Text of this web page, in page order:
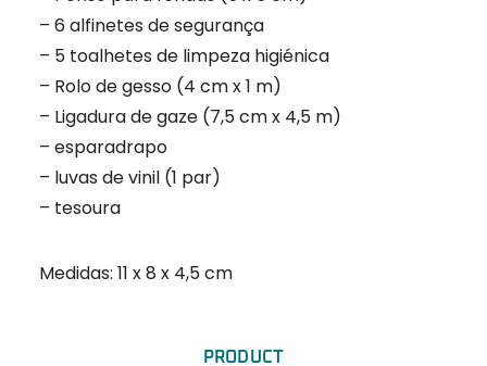
– 6 alfinetes de segurança
– 5 toalhetes de limpeza higiénica
– Rolo de gesso (4 cm x 1 m)
– Ligadura de gaze (7,5 cm x 4,5 m)
– esparadrapo
– luvas de vinil (1 par)
– tesoura
Medidas: 11 x 8 x 4,5 cm
PRODUCT